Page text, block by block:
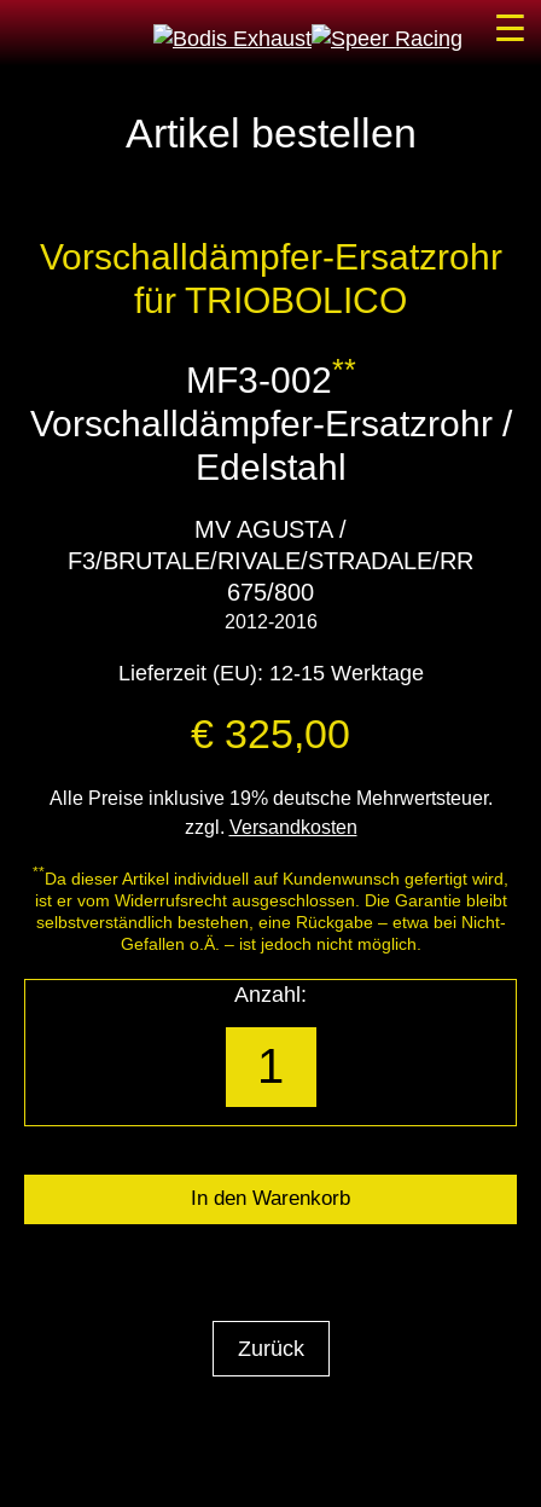
Artikel bestellen
Vorschalldämpfer-Ersatzrohr
für TRIOBOLICO
MF3-002**
Vorschalldämpfer-Ersatzrohr /
Edelstahl
MV AGUSTA /
F3/BRUTALE/RIVALE/STRADALE/RR
675/800
2012-2016
Lieferzeit (EU): 12-15 Werktage
€ 325,00
Alle Preise inklusive 19% deutsche Mehrwertsteuer.
zzgl. Versandkosten
**Da dieser Artikel individuell auf Kundenwunsch gefertigt wird,
ist er vom Widerrufsrecht ausgeschlossen. Die Garantie bleibt
selbstverständlich bestehen, eine Rückgabe – etwa bei Nicht-
Gefallen o.Ä. – ist jedoch nicht möglich.
Anzahl:
Zurück
☰